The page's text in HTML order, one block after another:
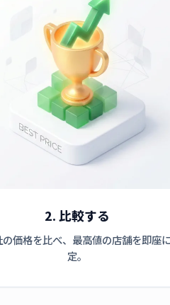
2. 比較する
の価格を比べ、最高値の店舗を即座
定。